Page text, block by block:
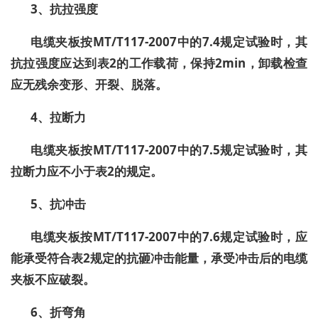
3、抗拉强度
电缆夹板按MT/T117-2007中的7.4规定试验时，其
抗拉强度应达到表2的工作载荷，保持2min ，卸载检查
应无残余变形、开裂、脱落。
4、拉断力
电缆夹板按MT/T117-2007中的7.5规定试验时，其
拉断力应不小于表2的规定。
5、抗冲击
电缆夹板按MT/T117-2007中的7.6规定试验时，应
能承受符合表2规定的抗砸冲击能量，承受冲击后的电缆
夹板不应破裂。
6、折弯角